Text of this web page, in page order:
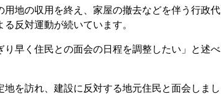
地の収用を終え、家屋の撤去などを伴う行政代
反対運動が続いています。
早く住民との面会の日程を調整したい」と述べ
を訪れ、建設に反対する地元住民と面会しまし